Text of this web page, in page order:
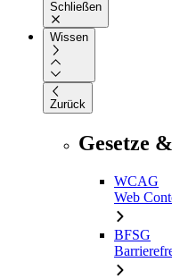
Schließen
Wissen
Zurück
Gesetze
WCAG
Web
BFSG